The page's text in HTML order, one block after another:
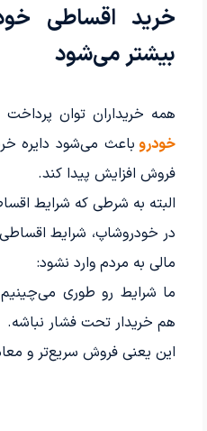
خرید اقساطی
بیشتر می‌شود
همه خریداران توان
خودرو باعث می‌شود دایره
فروش افزایش پیدا کند.
البته به شرطی که شرایط
در خودروشاپ، شرایط
مالی به مردم وارد نشود:
ما شرایط رو طوری
هم خریدار تحت فشار نباشه.
این یعنی فروش سریع‌تر و